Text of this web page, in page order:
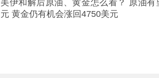
右。受金价反复震荡影响，即便有意入手
戴，不敢大额囤金。
美伊和解后原油、黄金怎么看？ 原油
元 黄金仍有机会涨回4750美元